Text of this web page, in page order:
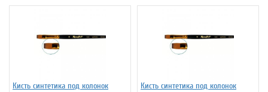
Кисть синтетика под колонок
Кисть синтетика под колонок